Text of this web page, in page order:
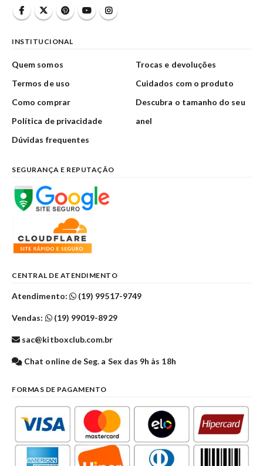
INSTITUCIONAL
Quem somos
Termos de uso
Como comprar
Política de privacidade
Dúvidas frequentes
Trocas e devoluções
Cuidados com o produto
Descubra o tamanho do seu
anel
SEGURANÇA E REPUTAÇÃO
CENTRAL DE ATENDIMENTO
Atendimento: (19) 99517-9749
Vendas: (19) 99019-8929
sac@kitboxclub.com.br
Chat online de Seg. a Sex das 9h às 18h
FORMAS DE PAGAMENTO